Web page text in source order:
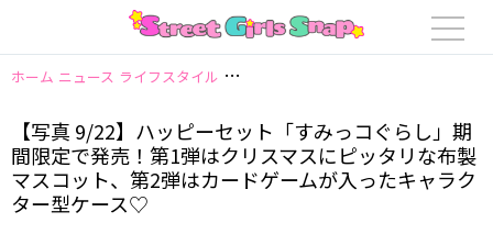
ホーム ニュース ライフスタイル 【写真 9/22】ハッピーセット「すみっ
【写真 9/22】ハッピーセット「すみっコぐらし」期
間限定で発売！第1弾はクリスマスにピッタリな布製
マスコット、第2弾はカードゲームが入ったキャラク
ター型ケース♡